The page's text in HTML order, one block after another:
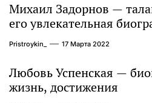
Михаил Задорнов —
его увлекательная
выдающиеся достижения,
интересные факты из
Pristroykin_ 17 Марта 2022
Любовь Успенская —
жизнь, достижения